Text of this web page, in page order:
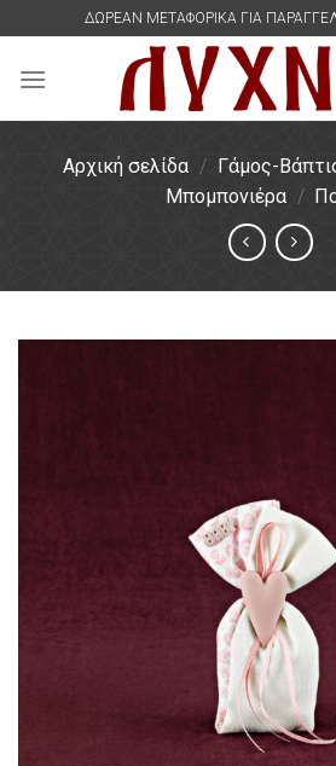
content
ΔΩΡΕΑΝ ΜΕΤΑΦΟΡΙΚΑ ΓΙΑ
Αρχική σελίδα / Γάμος-
Μπομπονιέρα /